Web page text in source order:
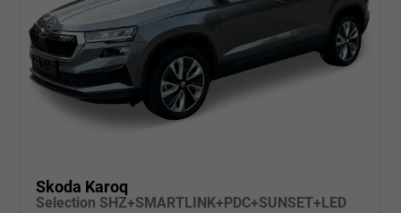
Skoda Karoq
Selection SHZ+SMARTLINK+PDC+SUNSET+LED